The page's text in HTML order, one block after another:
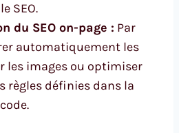
SEO.
du SEO on-page : Par
automatiquement les
les images ou optimiser
règles définies dans la